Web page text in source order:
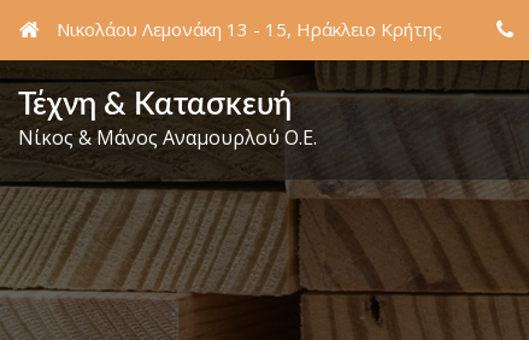
Νικολάου Λεμονάκη 13 - 15, Ηράκλειο Κρήτης
Τέχνη & Κατασκευή
Νίκος & Μάνος Αναμουρλού Ο.Ε.